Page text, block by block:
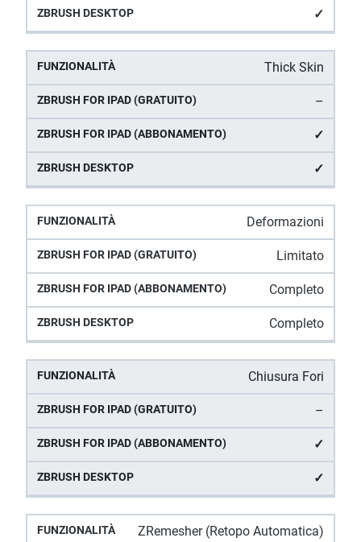
✓
Thick Skin
–
✓
✓
Deformazioni
Limitato
Completo
Completo
Chiusura Fori
–
✓
✓
ZRemesher (Retopo Automatica)